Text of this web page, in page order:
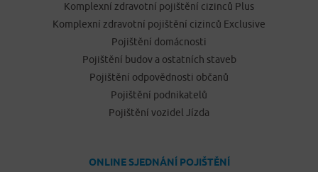
Komplexní zdravotní pojištění cizinců Plus
Komplexní zdravotní pojištění cizinců Exclusive
Pojištění domácnosti
Pojištění budov a ostatních staveb
Pojištění odpovědnosti občanů
Pojištění podnikatelů
Pojištění vozidel Jízda
ONLINE SJEDNÁNÍ POJIŠTĚNÍ